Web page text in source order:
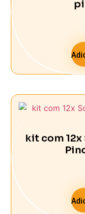
kit com